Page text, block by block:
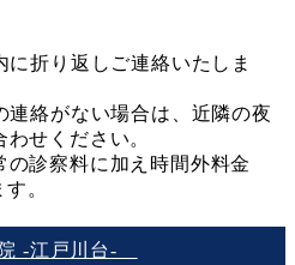
折り返しご連絡いたしま
連絡がない場合は、近隣の夜
せください。
診察料に加え時間外料金
。
-江戸川台-